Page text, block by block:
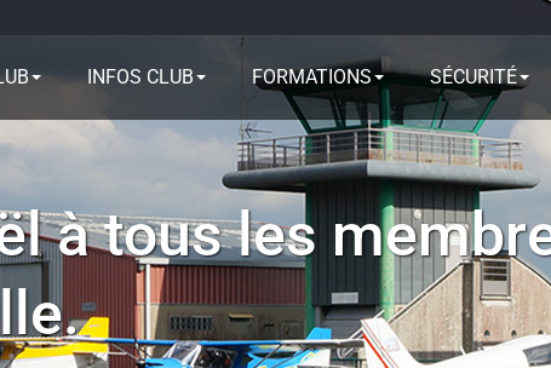
INFOS CLUB FORMATIONS SÉCURITÉ
à tous les